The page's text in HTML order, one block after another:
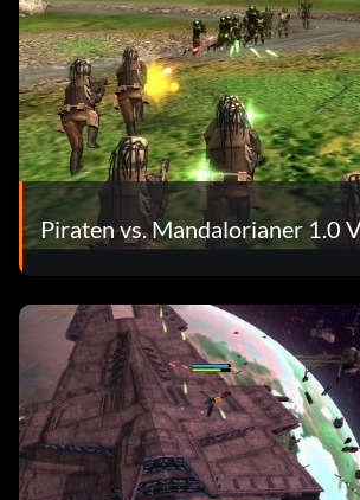
Piraten vs. Mandalorianer 1.0